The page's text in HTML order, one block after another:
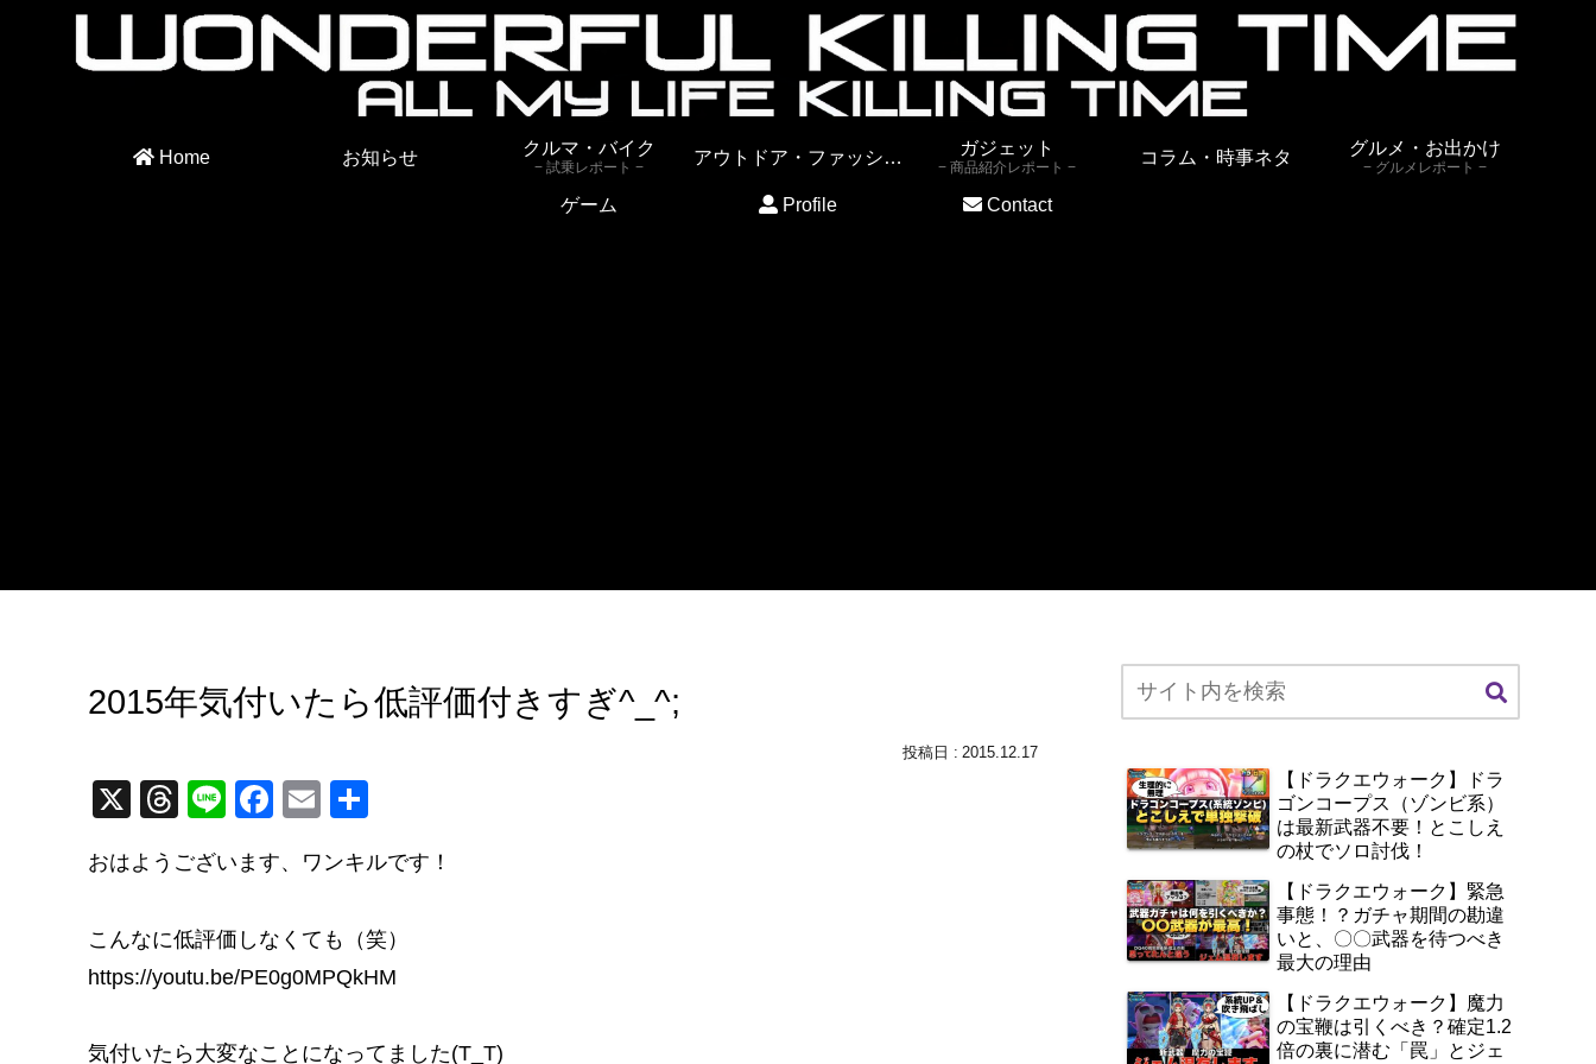
Home お知らせ
クルマ・バイク
試乗レポート
アウトドア・ファッション
ガジェット
商品紹介レポート
コラム・時事ネタ
グルメ・お出かけ
グルメレポート
ゲーム
Profile Contact
2015年気付いたら低評価付きすぎ^_^;
2015.12.17
X
T
e
d
s
Li
e
F
c
b
o
E
ail
おはようございます、ワンキルです！
こんなに低評価しなくても（笑）
https://youtu.be/PE0g0MPQkHM
気付いたら大変なことになってました(T_T)
【ドラクエウォーク】ドラ
ゴンコープス（ゾンビ系）
は最新武器不要！とこしえ
の杖でソロ討伐！
【ドラクエウォーク】緊急
事態！？ガチャ期間の勘違
いと、〇〇武器を待つべき
最大の理由
【ドラクエウォーク】魔力
の宝鞭は引くべき？確定1.2
倍の裏に潜む「罠」とジェ